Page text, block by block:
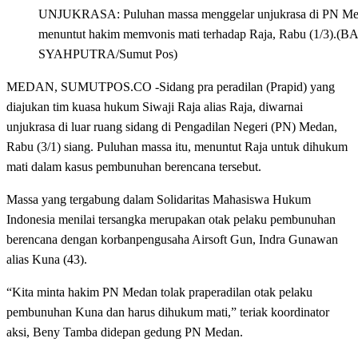
UNJUKRASA: Puluhan massa menggelar unjukrasa di PN
menuntut hakim memvonis mati terhadap Raja, Rabu (1/
SYAHPUTRA/Sumut Pos)
MEDAN, SUMUTPOS.CO -Sidang pra peradilan (Prapid) yang
diajukan tim kuasa hukum Siwaji Raja alias Raja, diwarnai
unjukrasa di luar ruang sidang di Pengadilan Negeri (PN) Medan,
Rabu (3/1) siang. Puluhan massa itu, menuntut Raja untuk dihukum
mati dalam kasus pembunuhan berencana tersebut.
Massa yang tergabung dalam Solidaritas Mahasiswa Hukum
Indonesia menilai tersangka merupakan otak pelaku pembunuhan
berencana dengan korbanpengusaha Airsoft Gun, Indra Gunawan
alias Kuna (43).
“Kita minta hakim PN Medan tolak praperadilan otak pelaku
pembunuhan Kuna dan harus dihukum mati,” teriak koordinator
aksi, Beny Tamba didepan gedung PN Medan.